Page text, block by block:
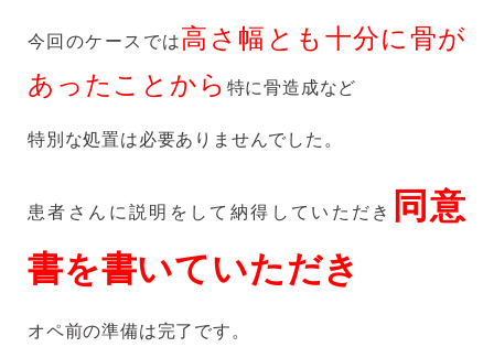
今回のケースでは高さ幅とも十分に骨が
あったことから 特に骨造成など
特別な処置は必要ありませんでした。
患者さんに説明をして納得していただき 同意
書を書いていただき
オペ前の準備は完了です。